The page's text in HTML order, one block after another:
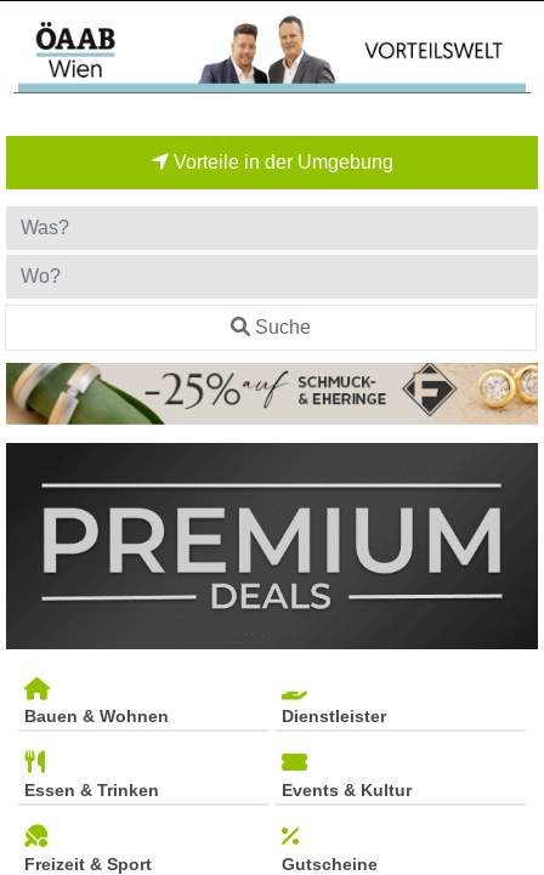
Vorteile in der Umgebung
Suche
Bauen & Wohnen Dienstleister
Essen & Trinken Events & Kultur
Freizeit & Sport Gutscheine